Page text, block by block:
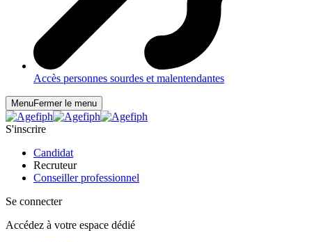
Accès personnes sourdes et malentendantes
MenuFermer le menu
S'inscrire
Candidat
Recruteur
Conseiller professionnel
Se connecter
Accédez à votre espace dédié